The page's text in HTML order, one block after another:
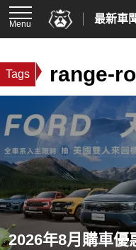
Menu 最新車
Tags range-
2026年8月購車優